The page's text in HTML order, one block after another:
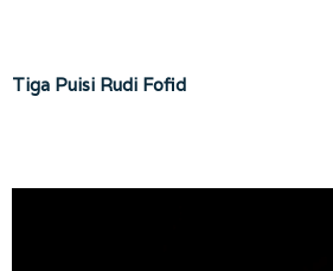
Tiga Puisi Rudi Fofid